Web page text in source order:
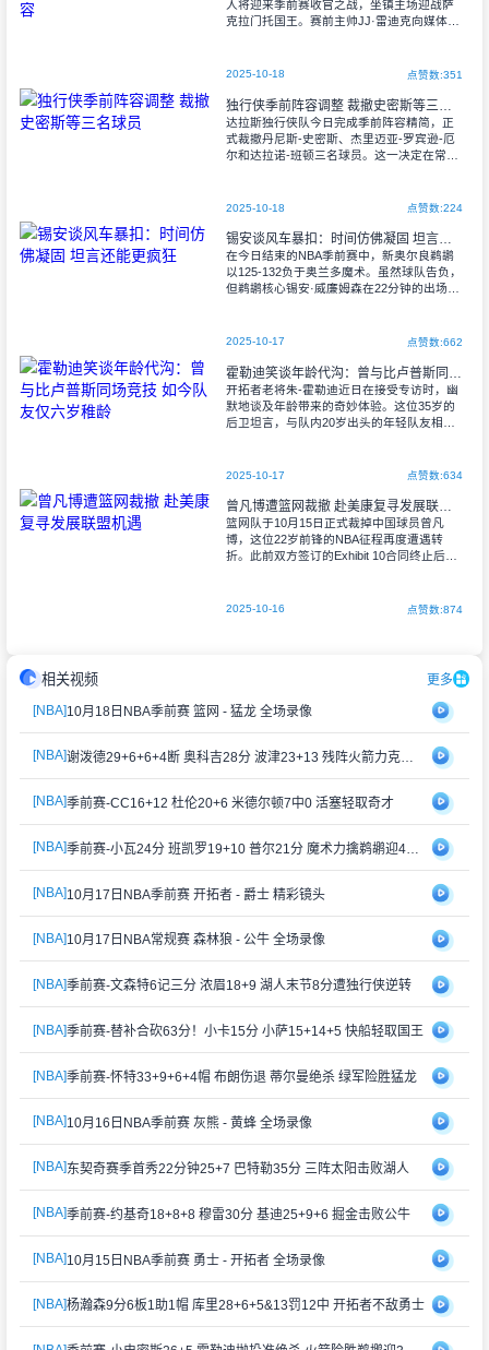
人将迎来季前赛收官之战，坐镇主场迎战萨
克拉门托国王。赛前主帅JJ·雷迪克向媒体透
2025-10-18 点赞数:351
达拉斯独行侠队今日完成季前阵容精简，正
式裁撤丹尼斯-史密斯、杰里迈亚-罗宾逊-厄
尔和达拉诺-班顿三名球员。这一决定在常规
2025-10-18 点赞数:224
锡安谈风车暴扣：时间仿佛凝固 坦言还能更疯狂
在今日结束的NBA季前赛中，新奥尔良鹈鹕
以125-132负于奥兰多魔术。虽然球队告负，
但鹈鹕核心锡安·威廉姆森在22分钟的出场时
2025-10-17 点赞数:662
开拓者老将朱-霍勒迪近日在接受专访时，幽
默地谈及年龄带来的奇妙体验。这位35岁的
后卫坦言，与队内20岁出头的年轻队友相处
2025-10-17 点赞数:634
曾凡博遭篮网裁撤 赴美康复寻发展联盟机遇
篮网队于10月15日正式裁掉中国球员曾凡
博，这位22岁前锋的NBA征程再度遭遇转
折。此前双方签订的Exhibit 10合同终止后，
2025-10-16 点赞数:874
相关视频
更多
[NBA]10月18日NBA季前赛 篮网 - 猛龙 全场录像
[NBA] 谢泼德29+6+6+4断 奥科吉28分 波津23+13 残阵火箭力克老鹰
[NBA]季前赛-CC16+12 杜伦20+6 米德尔顿7中0 活塞轻取奇才
[NBA] 季前赛-小瓦24分 班凯罗19+10 普尔21分 魔术力擒鹈鹕迎4连胜
[NBA]10月17日NBA季前赛 开拓者 - 爵士 精彩镜头
[NBA]10月17日NBA常规赛 森林狼 - 公牛 全场录像
[NBA]季前赛-文森特6记三分 浓眉18+9 湖人末节8分遭独行侠逆转
[NBA]季前赛-替补合砍63分！小卡15分 小萨15+14+5 快船轻取国王
[NBA]季前赛-怀特33+9+6+4帽 布朗伤退 蒂尔曼绝杀 绿军险胜猛龙
[NBA]10月16日NBA季前赛 灰熊 - 黄蜂 全场录像
[NBA]东契奇赛季首秀22分钟25+7 巴特勒35分 三阵太阳击败湖人
[NBA]季前赛-约基奇18+8+8 穆雷30分 基迪25+9+6 掘金击败公牛
[NBA]10月15日NBA季前赛 勇士 - 开拓者 全场录像
[NBA]杨瀚森9分6板1助1帽 库里28+6+5&13罚12中 开拓者不敌勇士